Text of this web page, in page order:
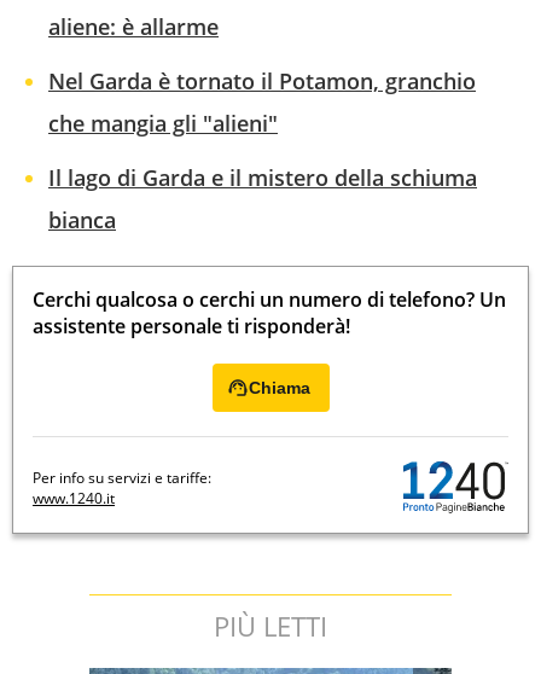
aliene: è allarme
Nel Garda è tornato il Potamon, granchio
che mangia gli "alieni"
Il lago di Garda e il mistero della schiuma
bianca
Cerchi qualcosa o cerchi un numero di telefono? Un
assistente personale ti risponderà!
Chiama
Per info su servizi e tariffe:
www.1240.it
PIÙ LETTI